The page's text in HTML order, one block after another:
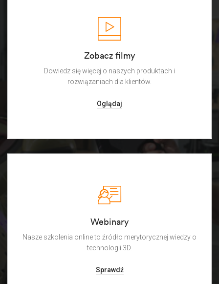
Zobacz filmy
Dowiedz się więcej o naszych produktach i
rozwiązaniach dla klientów.
Oglądaj
Webinary
Nasze szkolenia online to źródło merytorycznej wiedzy o
technologii 3D.
Sprawdź